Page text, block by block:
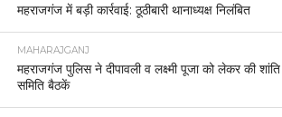
महराजगंज में बड़ी कार्रवाई: ठूठीबारी थानाध्यक्ष निलंबित
MAHARAJGANJ
महराजगंज पुलिस ने दीपावली व लक्ष्मी पूजा को लेकर की शांति
समिति बैठकें